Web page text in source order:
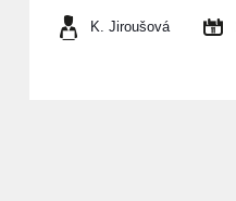
K. Jiroušová